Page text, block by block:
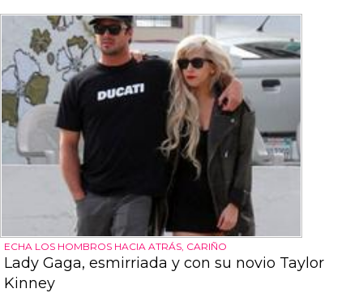
ECHA LOS HOMBROS HACIA ATRÁS, CARIÑO
Lady Gaga, esmirriada y con su novio Taylor
Kinney